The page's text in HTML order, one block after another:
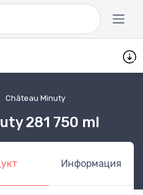
Château Minuty
281 750 ml
Информация